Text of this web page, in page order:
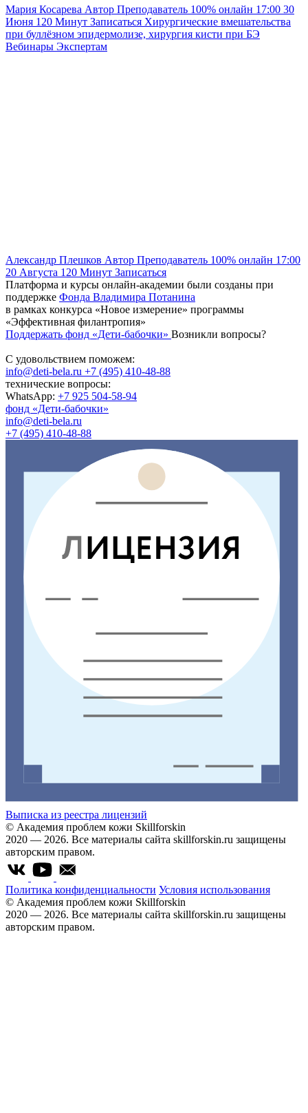
Мария Косарева Автор Преподаватель 100% онлайн 17:00 30
Июня 120 Минут Записаться Хирургические вмешательства
при буллёзном эпидермолизе, хирургия кисти при БЭ
Вебинары Экспертам
Александр Плешков Автор Преподаватель 100% онлайн 17:00
20 Августа 120 Минут Записаться
Платформа и курсы онлайн-академии были созданы при
поддержке Фонда Владимира Потанина
в рамках конкурса «Новое измерение» программы
«Эффективная филантропия»
Поддержать фонд «Дети-бабочки» Возникли вопросы?
С удовольствием поможем:
info@deti-bela.ru +7 (495) 410-48-88
технические вопросы:
WhatsApp: +7 925 504-58-94
фонд «Дети-бабочки»
info@deti-bela.ru
+7 (495) 410-48-88
Выписка из реестра лицензий
© Академия проблем кожи Skillforskin
2020 — 2026. Все материалы сайта skillforskin.ru защищены
авторским правом.
Политика конфиденциальности Условия использования
© Академия проблем кожи Skillforskin
2020 — 2026. Все материалы сайта skillforskin.ru защищены
авторским правом.